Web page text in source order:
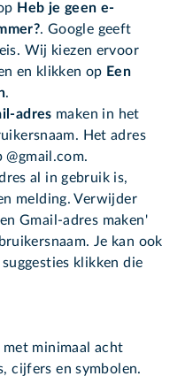
Heb je geen e-
. Google geeft
Wij kiezen ervoor
en klikken op Een
.
adres maken in het
Het adres
al in gebruik is,
melding. Verwijder
Gmail-adres maken'
Je kan ook
klikken die
met minimaal acht
cijfers en symbolen.